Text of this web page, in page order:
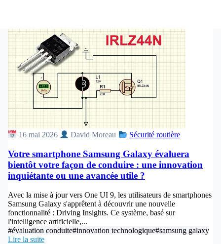
16 mai 2026 David Moreau Sécurité routière
Votre smartphone Samsung Galaxy évaluera
bientôt votre façon de conduire : une innovation
inquiétante ou une avancée utile ?
Avec la mise à jour vers One UI 9, les utilisateurs de smartphones
Samsung Galaxy s'apprêtent à découvrir une nouvelle
fonctionnalité : Driving Insights. Ce système, basé sur
l'intelligence artificielle,...
#évaluation conduite#innovation technologique#samsung galaxy
Lire la suite